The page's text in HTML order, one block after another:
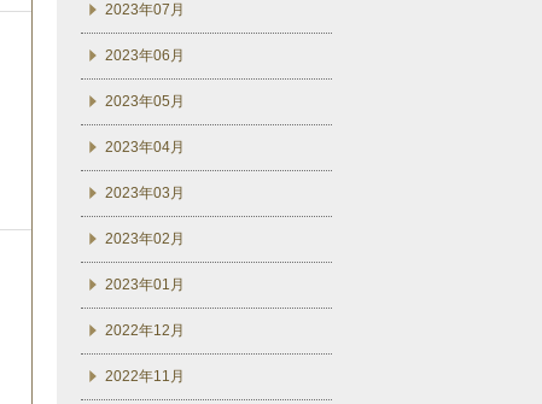
2023年07月
2023年06月
2023年05月
2023年04月
2023年03月
2023年02月
2023年01月
2022年12月
2022年11月